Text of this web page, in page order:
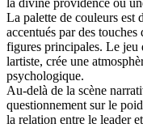
La palette de couleurs est
accentués par des
figures principales. Le jeu
lartiste, crée une
psychologique.
Au-delà de la scène
questionnement sur le
la relation entre le leader